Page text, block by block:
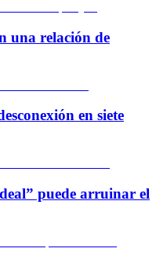
una relación de
en siete
puede arruinar el